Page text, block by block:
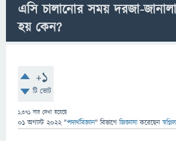
এসি চালানোর সময় দরজা-
হয় কেন?
+1
টি ভোট
1,371 বার দেখা হয়েছে
01 অগাস্ট 2022 "পদার্থবিজ্ঞান" বিভাগে জিজ্ঞাসাকরেছেনস্বপ্নিল